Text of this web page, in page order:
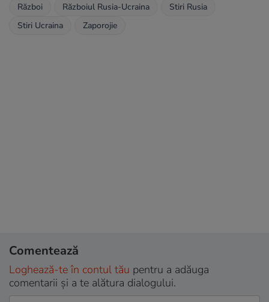
Război Războiul Rusia-Ucraina
Stiri Rusia
Stiri Ucraina
Zaporojie
Comentează
Loghează-te în contul tău pentru a adăuga
comentarii și a te alătura dialogului.